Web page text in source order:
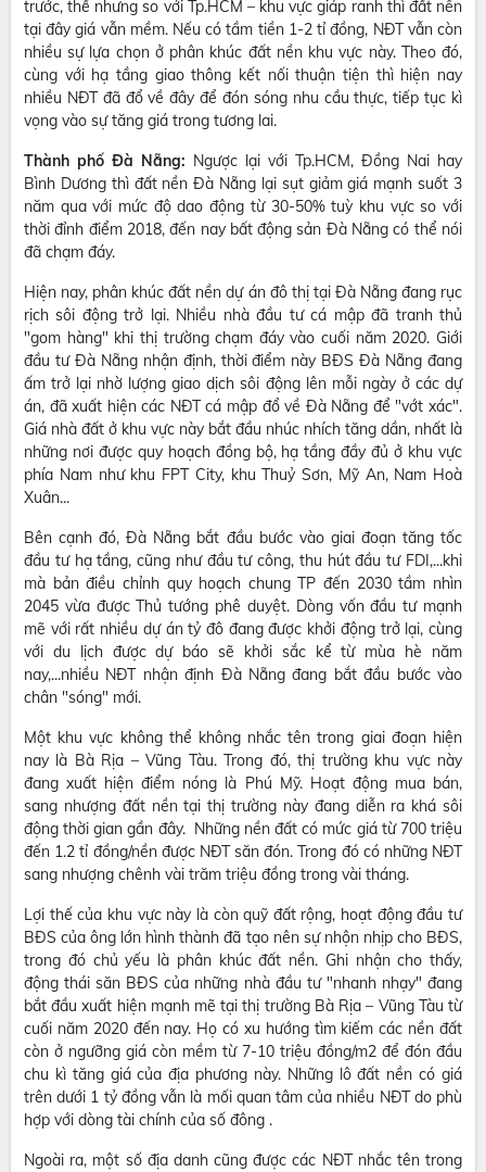
trước, thế nhưng so với Tp.HCM – khu vực giáp ranh thì đất nền
tại đây giá vẫn mềm. Nếu có tầm tiền 1-2 tỉ đồng, NĐT vẫn còn
nhiều sự lựa chọn ở phân khúc đất nền khu vực này. Theo đó,
cùng với hạ tầng giao thông kết nối thuận tiện thì hiện nay
nhiều NĐT đã đổ về đây để đón sóng nhu cầu thực, tiếp tục kì
vọng vào sự tăng giá trong tương lai.
Thành phố Đà Nẵng: Ngược lại với Tp.HCM, Đồng Nai hay
Bình Dương thì đất nền Đà Nẵng lại sụt giảm giá mạnh suốt 3
năm qua với mức độ dao động từ 30-50% tuỳ khu vực so với
thời đỉnh điểm 2018, đến nay bất động sản Đà Nẵng có thể nói
đã chạm đáy.
Hiện nay, phân khúc đất nền dự án đô thị tại Đà Nẵng đang rục
rịch sôi động trở lại. Nhiều nhà đầu tư cá mập đã tranh thủ
"gom hàng" khi thị trường chạm đáy vào cuối năm 2020. Giới
đầu tư Đà Nẵng nhận định, thời điểm này BĐS Đà Nẵng đang
ấm trở lại nhờ lượng giao dịch sôi động lên mỗi ngày ở các dự
án, đã xuất hiện các NĐT cá mập đổ về Đà Nẵng để "vớt xác".
Giá nhà đất ở khu vực này bắt đầu nhúc nhích tăng dần, nhất là
những nơi được quy hoạch đồng bộ, hạ tầng đầy đủ ở khu vực
phía Nam như khu FPT City, khu Thuỷ Sơn, Mỹ An, Nam Hoà
Xuân...
Bên cạnh đó, Đà Nẵng bắt đầu bước vào giai đoạn tăng tốc
đầu tư hạ tầng, cũng như đầu tư công, thu hút đầu tư FDI,...khi
mà bản điều chỉnh quy hoạch chung TP đến 2030 tầm nhìn
2045 vừa được Thủ tướng phê duyệt. Dòng vốn đầu tư mạnh
mẽ với rất nhiều dự án tỷ đô đang được khởi động trở lại, cùng
với du lịch được dự báo sẽ khởi sắc kể từ mùa hè năm
nay,...nhiều NĐT nhận định Đà Nẵng đang bắt đầu bước vào
chân "sóng" mới.
Một khu vực không thể không nhắc tên trong giai đoạn hiện
nay là Bà Rịa – Vũng Tàu. Trong đó, thị trường khu vực này
đang xuất hiện điểm nóng là Phú Mỹ. Hoạt động mua bán,
sang nhượng đất nền tại thị trường này đang diễn ra khá sôi
động thời gian gần đây. Những nền đất có mức giá từ 700 triệu
đến 1.2 tỉ đồng/nền được NĐT săn đón. Trong đó có những NĐT
sang nhượng chênh vài trăm triệu đồng trong vài tháng.
Lợi thế của khu vực này là còn quỹ đất rộng, hoạt động đầu tư
BĐS của ông lớn hình thành đã tạo nên sự nhộn nhịp cho BĐS,
trong đó chủ yếu là phân khúc đất nền. Ghi nhận cho thấy,
động thái săn BĐS của những nhà đầu tư "nhanh nhạy" đang
bắt đầu xuất hiện mạnh mẽ tại thị trường Bà Rịa – Vũng Tàu từ
cuối năm 2020 đến nay. Họ có xu hướng tìm kiếm các nền đất
còn ở ngưỡng giá còn mềm từ 7-10 triệu đồng/m2 để đón đầu
chu kì tăng giá của địa phương này. Những lô đất nền có giá
trên dưới 1 tỷ đồng vẫn là mối quan tâm của nhiều NĐT do phù
hợp với dòng tài chính của số đông .
Ngoài ra, một số địa danh cũng được các NĐT nhắc tên trong